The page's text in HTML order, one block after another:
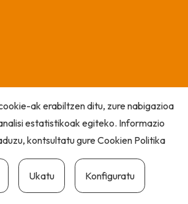
ak erabiltzen ditu, zure nabigazioa
estatistikoak egiteko. Informazio
kontsultatu gureCookien Politika
Ukatu Konfiguratu